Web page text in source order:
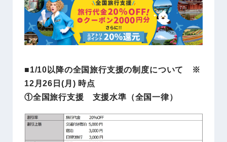
■1/10以降の全国旅行支援の制度について
※
12月26日(月) 時点
①全国旅行支援 支援水準（全国一律）